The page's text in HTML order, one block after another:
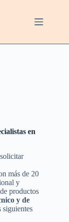
en
más de 20
y
productos
y de
siguientes